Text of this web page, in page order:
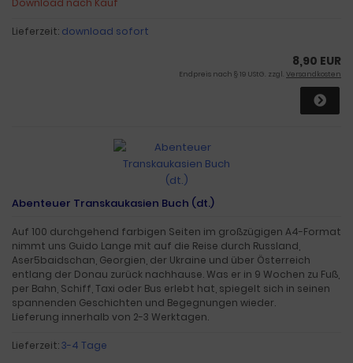
Download nach Kauf
Lieferzeit: download sofort
8,90 EUR
Endpreis nach § 19 UStG. zzgl. Versandkosten
Abenteuer Transkaukasien Buch (dt.)
Auf 100 durchgehend farbigen Seiten im großzügigen A4-Format
nimmt uns Guido Lange mit auf die Reise durch Russland,
Aser5baidschan, Georgien, der Ukraine und über Österreich
entlang der Donau zurück nachhause. Was er in 9 Wochen zu Fuß,
per Bahn, Schiff, Taxi oder Bus erlebt hat, spiegelt sich in seinen
spannenden Geschichten und Begegnungen wieder.
Lieferung innerhalb von 2-3 Werktagen.
Lieferzeit:3-4 Tage